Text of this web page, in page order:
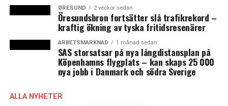
I Sverige träffade han, förutom statsminister Ulf
Kristersson (M), talman Andreas Norlen (M),
överbefälhavare Micael Bydén samt partiledarna för
samtliga riksdagspartier. Senare tog kung Carl XVI
Gustaf och drottning Silvia emot honom på
Stenhammar slott.
Samma dag flög Zelenskyj och Zelenska till
ØRESUND 2 veckor sedan
Öresundsbron fortsätter slå trafikrekord –
kraftig ökning av tyska fritidsresenärer
ARBETSMARKNAD 1 månad sedan
SAS storsatsar på nya långdistansplan på
Köpenhamns flygplats – kan skaps 25 000
nya jobb i Danmark och södra Sverige
ALLA NYHETER